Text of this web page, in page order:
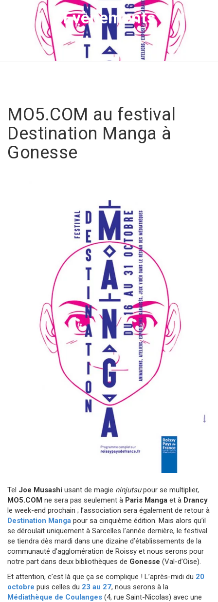
Evènements
MO5.COM au festival
Destination Manga à
Gonesse
Tel Joe Musashi usant de magie ninjutsupour se multiplier,
MO5.COM ne sera pas seulement à Paris Manga et à Drancy
le week-end prochain ; l’association sera également de retour à
Destination Manga pour sa cinquième édition. Mais alors qu’il
se déroulait uniquement à Sarcelles l’année dernière, le festival
se tiendra dès mardi dans une dizaine d’établissements de la
communauté d’agglomération de Roissy et nous serons pour
notre part dans deux bibliothèques de Gonesse (Val-d’Oise).
Et attention, c’est là que ça se complique ! L’après-midi du 20
octobre puis celles du 23 au 27, nous serons à la
Médiathèque de Coulanges (4, rue Saint-Nicolas) avec une